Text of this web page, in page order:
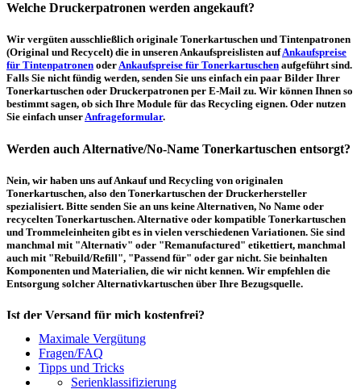
Welche Druckerpatronen werden angekauft?
Wir vergüten ausschließlich originale Tonerkartuschen und Tintenpatronen
(Original und Recycelt) die in unseren Ankaufspreislisten aufAnkaufspreise
für Tintenpatronen oderAnkaufspreise für Tonerkartuschen aufgeführt sind.
Falls Sie nicht fündig werden, senden Sie uns einfach ein paar Bilder Ihrer
Tonerkartuschen oder Druckerpatronen per E-Mail zu. Wir können Ihnen so
bestimmt sagen, ob sich Ihre Module für das Recycling eignen. Oder nutzen
Sie einfach unserAnfrageformular.
Werden auch Alternative/No-Name Tonerkartuschen entsorgt?
Nein, wir haben uns auf Ankauf und Recycling von originalen
Tonerkartuschen, also den Tonerkartuschen der Druckerhersteller
spezialisiert. Bitte senden Sie an uns keine Alternativen, No Name oder
recycelten Tonerkartuschen. Alternative oder kompatible Tonerkartuschen
und Trommeleinheiten gibt es in vielen verschiedenen Variationen. Sie sind
manchmal mit "Alternativ" oder "Remanufactured" etikettiert, manchmal
auch mit "Rebuild/Refill", "Passend für" oder gar nicht. Sie beinhalten
Komponenten und Materialien, die wir nicht kennen. Wir empfehlen die
Entsorgung solcher Alternativkartuschen über Ihre Bezugsquelle.
Ist der Versand für mich kostenfrei?
Ein kostenfreier, innerdeutscher Versand (Paketmarke bzw.
Palettenabholung) ist erst ab einem Ankaufswert von 30,00€ pro Paket bzw.
150,00€ pro Palette möglich. Unter diesen Werten belaufen sich die
Rücksendekosten auf 7,14€ pro Paket bzw. 59,50€ pro Palette (inkl. MwSt.).
Maximale Vergütung
Fragen/FAQ
Tipps und Tricks
Serienklassifizierung